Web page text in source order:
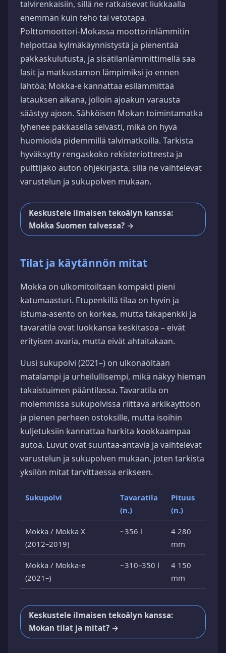
talvirenkaisiin, sillä ne ratkaisevat liukkaalla
enemmän kuin teho tai vetotapa.
Polttomoottori-Mokassa moottorinlämmitin
helpottaa kylmäkäynnistystä ja pienentää
pakkaskulutusta, ja sisätilanlämmittimellä saa
lasit ja matkustamon lämpimiksi jo ennen
lähtöä; Mokka-e kannattaa esilämmittää
latauksen aikana, jolloin ajoakun varausta
säästyy ajoon. Sähköisen Mokan toimintamatka
lyhenee pakkasella selvästi, mikä on hyvä
huomioida pidemmillä talvimatkoilla. Tarkista
hyväksytty rengaskoko rekisteriotteesta ja
pulttijako auton ohjekirjasta, sillä ne vaihtelevat
varustelun ja sukupolven mukaan.
Keskustele ilmaisen tekoälyn kanssa:
Mokka Suomen talvessa? →
Tilat ja käytännön mitat
Mokka on ulkomitoiltaan kompakti pieni
katumaasturi. Etupenkillä tilaa on hyvin ja
istuma-asento on korkea, mutta takapenkki ja
tavaratila ovat luokkansa keskitasoa – eivät
erityisen avaria, mutta eivät ahtaitakaan.
Uusi sukupolvi (2021–) on ulkonäöltään
matalampi ja urheilullisempi, mikä näkyy hieman
takaistuimen pääntilassa. Tavaratila on
molemmissa sukupolvissa riittävä arkikäyttöön
ja pienen perheen ostoksille, mutta isoihin
kuljetuksiin kannattaa harkita kookkaampaa
autoa. Luvut ovat suuntaa-antavia ja vaihtelevat
varustelun ja sukupolven mukaan, joten tarkista
yksilön mitat tarvittaessa erikseen.
Sukupolvi
Tavaratila
(n.)
Pituus
(n.)
Mokka / Mokka X
(2012–2019)
~356 l
4 280
mm
Mokka / Mokka-e
(2021–)
~310–350 l
4 150
mm
Keskustele ilmaisen tekoälyn kanssa:
Mokan tilat ja mitat? →